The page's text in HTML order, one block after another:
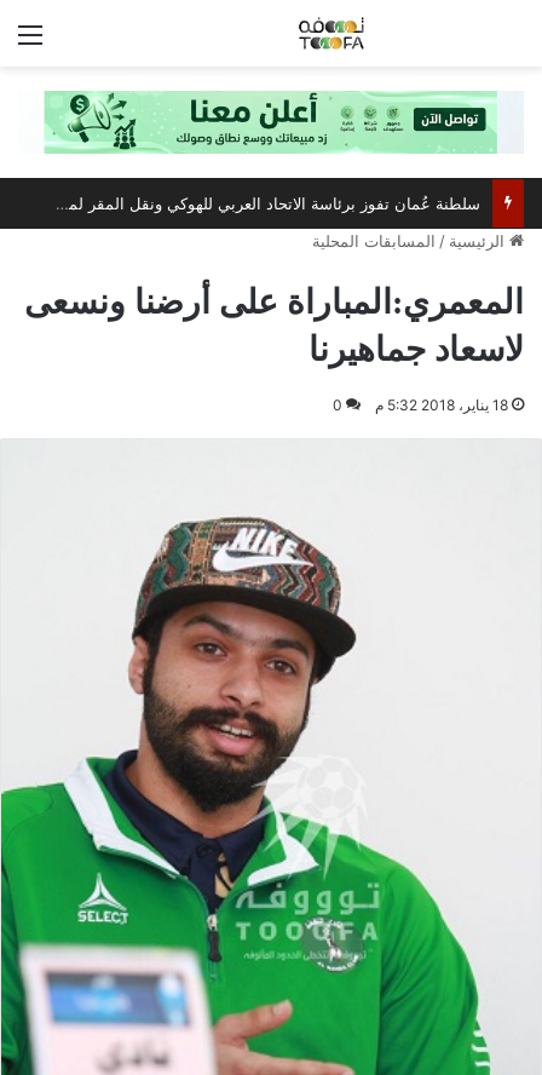
سلطنة عُمان تفوز برئاسة الاتحاد العربي للهوكي ونقل المقر لمسقط
الرئيسية / المسابقات المحلية
المعمري:المباراة على أرضنا ونسعى
لاسعاد جماهيرنا
18 يناير، 2018 5:32 م 0